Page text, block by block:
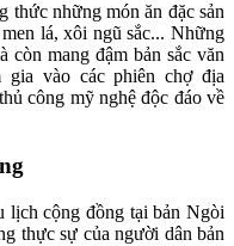
thức những món ăn đặc sản
lá, xôi ngũ sắc... Những
còn mang đậm bản sắc văn
gia vào các phiên chợ địa
công mỹ nghệ độc đáo về
lịch cộng đồng tại bản Ngòi
thực sự của người dân bản